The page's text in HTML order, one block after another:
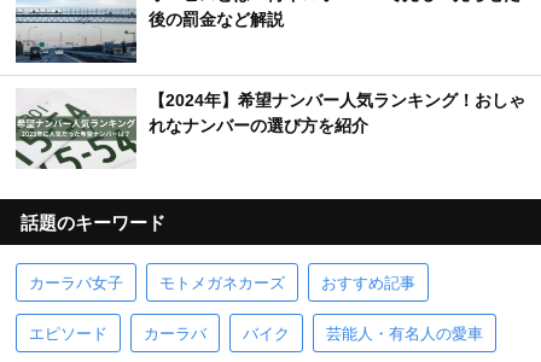
後の罰金など解説
【2024年】希望ナンバー人気ランキング！おしゃ
れなナンバーの選び方を紹介
話題のキーワード
カーラバ女子 モトメガネカーズ おすすめ記事
エピソード カーラバ バイク 芸能人・有名人の愛車